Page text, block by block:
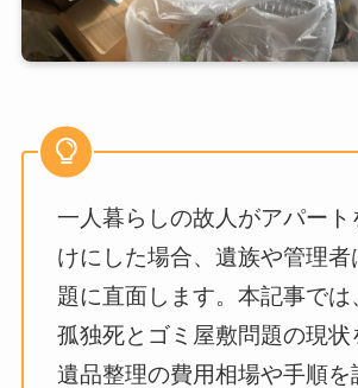
一人暮らしの故人がアパート
けにした場合、遺族や管理者
題に直面します。本記事では
孤独死とゴミ屋敷問題の現状
遺品整理の費用相場や手順を